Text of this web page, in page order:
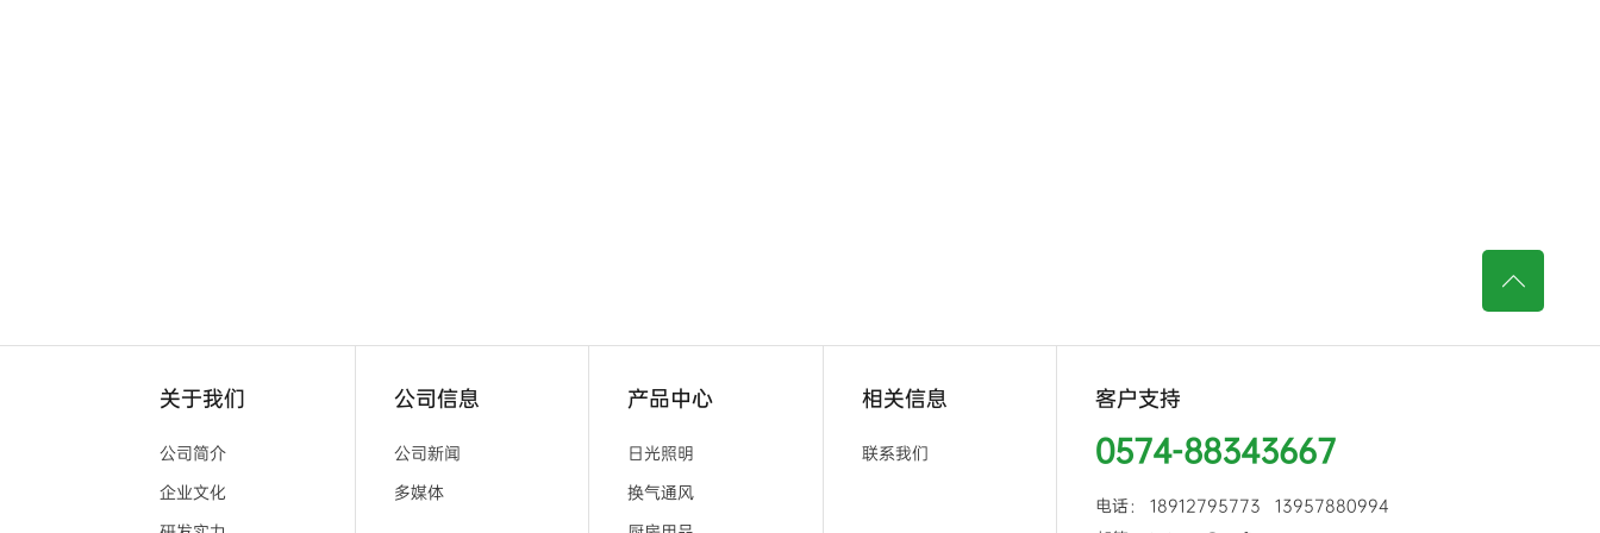
关于我们
公司简介
企业文化
公司信息
公司新闻
多媒体
产品中心
日光照明
换气通风
相关信息
联系我们
客户支持
0574-88343667
电话： 18912795773 13957880994
